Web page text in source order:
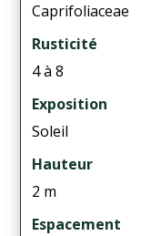
Caprifoliaceae
Rusticité
4 à 8
Exposition
Soleil
Hauteur
2 m
Espacement